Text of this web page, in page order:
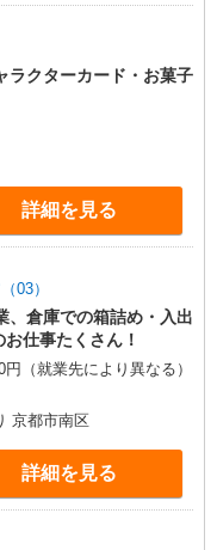
ラクターカード・お菓子
詳細を見る
03）
、倉庫での箱詰め・入出
仕事たくさん！
（就業先により異なる）
京都市南区
詳細を見る